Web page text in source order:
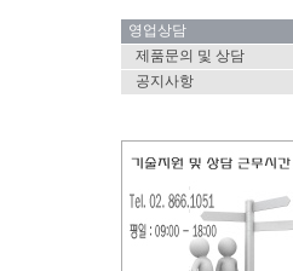
영업상담
제품문의 및 상담
공지사항